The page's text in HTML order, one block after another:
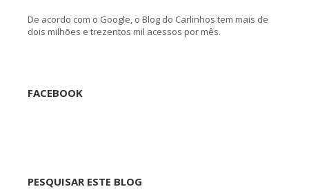
De acordo com o Google, o Blog do Carlinhos tem mais de
dois milhões e trezentos mil acessos por mês.
FACEBOOK
PESQUISAR ESTE BLOG